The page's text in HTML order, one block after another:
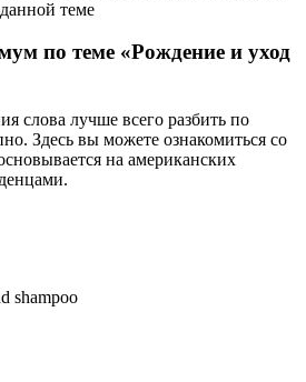
теме
по теме «Рождение и уход
слова лучше всего разбить по
Здесь вы можете ознакомиться со
на американских
shampoo